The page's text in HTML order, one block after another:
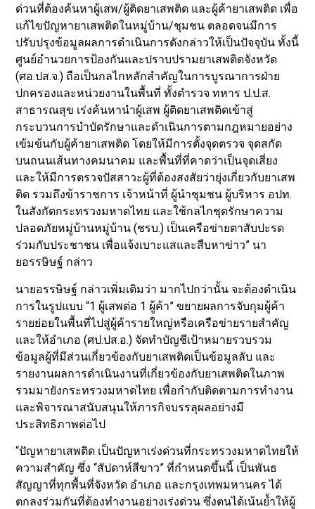
ด่วนที่ต้องค้นหาผู้เสพ/ผู้ติดยาเสพติด และผู้ค้ายาเสพติด เพื่อ
แก้ไขปัญหายาเสพติดในหมู่บ้าน/ชุมชน ตลอดจนมีการ
ปรับปรุงข้อมูลผลการดำเนินการดังกล่าวให้เป็นปัจจุบัน ทั้งนี้
ศูนย์อำนวยการป้องกันและปราบปรามยาเสพติดจังหวัด
(ศอ.ปส.จ.) ถือเป็นกลไกหลักสำคัญในการบูรณาการฝ่าย
ปกครองและหน่วยงานในพื้นที่ ทั้งตำรวจ ทหาร ป.ป.ส.
สาธารณสุข เร่งค้นหานำผู้เสพ ผู้ติดยาเสพติดเข้าสู่
กระบวนการบำบัดรักษาและดำเนินการตามกฎหมายอย่าง
เข้มข้นกับผู้ค้ายาเสพติด โดยให้มีการตั้งจุดตรวจ จุดสกัด
บนถนนเส้นทางคมนาคม และพื้นที่ที่คาดว่าเป็นจุดเสี่ยง
และให้มีการตรวจปัสสาวะผู้ที่ต้องสงสัยว่ายุ่งเกี่ยวกับยาเสพ
ติด รวมถึงข้าราชการ เจ้าหน้าที่ ผู้นำชุมชน ผู้บริหาร อปท.
ในสังกัดกระทรวงมหาดไทย และใช้กลไกชุดรักษาความ
ปลอดภัยหมู่บ้านหมู่บ้าน (ชรบ.) เป็นเครือข่ายตาสับปะรด
ร่วมกับประชาชน เพื่อแจ้งเบาะแสและสืบหาข่าว” นา
ยอรรษิษฐ์ กล่าว
นายอรรษิษฐ์ กล่าวเพิ่มเติมว่า มากไปกว่านั้น จะต้องดำเนิน
การในรูปแบบ “1 ผู้เสพต่อ 1 ผู้ค้า” ขยายผลการจับกุมผู้ค้า
รายย่อยในพื้นที่ไปสู่ผู้ค้ารายใหญ่หรือเครือข่ายรายสำคัญ
และให้อำเภอ (ศป.ปส.อ.) จัดทำบัญชีเป้าหมายรวบรวม
ข้อมูลผู้ที่มีส่วนเกี่ยวข้องกับยาเสพติดเป็นข้อมูลลับ และ
รายงานผลการดำเนินงานที่เกี่ยวข้องกับยาเสพติดในภาพ
รวมมายังกระทรวงมหาดไทย เพื่อกำกับติดตามการทำงาน
และพิจารณาสนับสนุนให้ภารกิจบรรลุผลอย่างมี
ประสิทธิภาพต่อไป
“ปัญหายาเสพติด เป็นปัญหาเร่งด่วนที่กระทรวงมหาดไทยให้
ความสำคัญ ซึ่ง “สัปดาห์สีขาว” ที่กำหนดขึ้นนี้ เป็นพันธ
สัญญาที่ทุกพื้นที่จังหวัด อำเภอ และกรุงเทพมหานคร ได้
ตกลงร่วมกันที่ต้องทำงานอย่างเร่งด่วน ซึ่งตนได้เน้นย้ำให้ผู้